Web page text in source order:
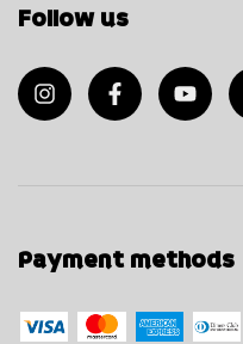
Follow us
Payment methods